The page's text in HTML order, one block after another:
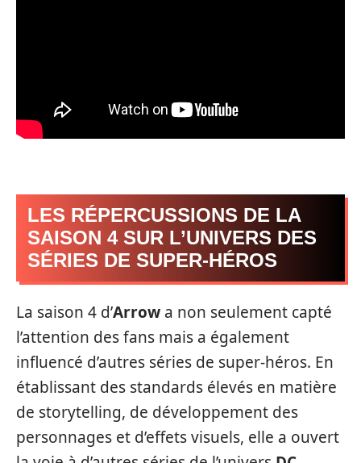
LES RÉPERCUSSIONS DE LA
SAISON 4 SUR L’UNIVERS DES
SÉRIES DE SUPER-HÉROS
La saison 4 d’Arrow a non seulement capté
l’attention des fans mais a également
influencé d’autres séries de super-héros. En
établissant des standards élevés en matière
de storytelling, de développement des
personnages et d’effets visuels, elle a ouvert